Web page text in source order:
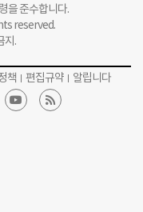
을 준수합니다.
reserved.
지.
책 편집규약 알립니다